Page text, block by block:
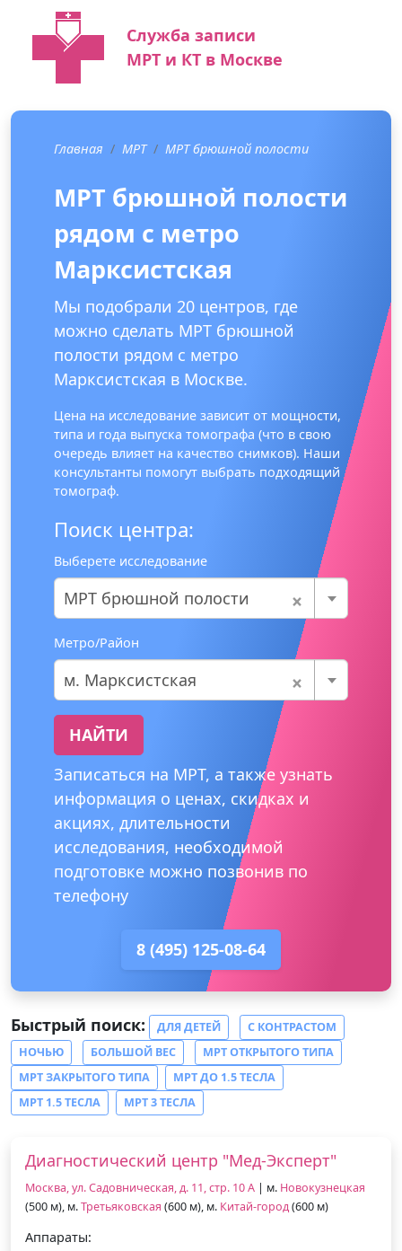
Служба записи
МРТ и КТ в Москве
Главная МРТ МРТ брюшной полости
МРТ брюшной полости
рядом с метро
Марксистская
Мы подобрали 20 центров, где
можно сделать МРТ брюшной
полости рядом с метро
Марксистская в Москве.
Цена на исследование зависит от мощности,
типа и года выпуска томографа (что в свою
очередь влияет на качество снимков). Наши
консультанты помогут выбрать подходящий
томограф.
Поиск центра:
Выберете исследование
×
МРТ брюшной полости
Метро/Район
×
м. Марксистская
НАЙТИ
Записаться на МРТ, а также узнать
информация о ценах, скидках и
акциях, длительности
исследования, необходимой
подготовке можно позвонив по
телефону
8 (495) 125-08-64
Быстрый поиск: ДЛЯ ДЕТЕЙ
С КОНТРАСТОМ
НОЧЬЮ
БОЛЬШОЙ ВЕС
МРТ ОТКРЫТОГО ТИПА
МРТ ЗАКРЫТОГО ТИПА
МРТ ДО 1.5 ТЕСЛА
МРТ 1.5 ТЕСЛА
МРТ 3 ТЕСЛА
Диагностический центр "Мед-Эксперт"
Москва, ул. Садовническая, д. 11, стр. 10 А | м. Новокузнецкая
(500 м), м.Третьяковская (600 м), м. Китай-город(600 м)
Аппараты: